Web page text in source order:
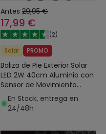
Antes 29,95 €
17,99 €
(2)
Solar
PROMO
Baliza de Pie Exterior Solar
LED 2W 40cm Aluminio con
Sensor de Movimiento
Devah
En Stock, entrega en
24/48h